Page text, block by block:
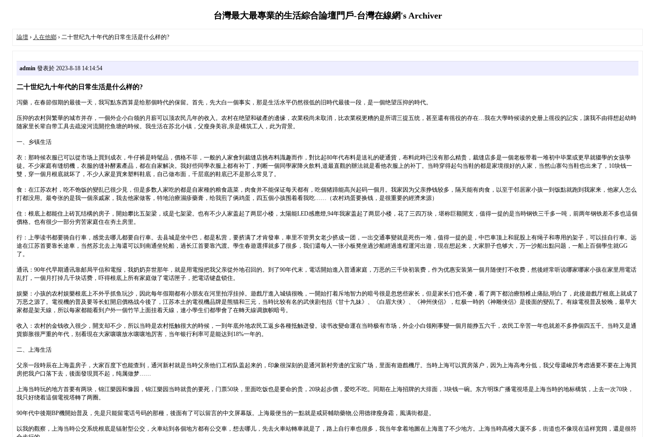
台灣最大最專業的生活綜合論壇門戶-台灣在線網's Archiver
論壇› 人在他鄉› 二十世纪九十年代的日常生活是什么样的?
admin發表於 2023-8-18 14:14:54
二十世纪九十年代的日常生活是什么样的?
泻藥，在春節假期的最後一天，我写點东西算是给那個時代的保留。首先，先大白一個事实，那是生活水平仍然很低的旧時代最後一段，是一個绝望压抑的時代。
压抑的农村與繁華的城市并存，一個外企小白领的月薪可以顶农民几年的收入。农村在绝望和破產的邊缘，农業税尚未取消，比农業税更糟的是所谓三提五统，甚至還有徭役的存在…我在大學時候读的史册上徭役的記实，讓我不由得想起幼時
随家里长辈自带工具去疏浚河流開挖鱼塘的時候。我生活在苏北小镇，父瘦身美容,亲是構筑工人，此为背景。
一、乡镇生活
衣：那時候衣服已可以從市场上買到成衣，牛仔裤是時髦品，價格不菲，一般的人家會到裁缝店挑布料識趣而作，對比起80年代布料是送礼的硬通貨，布料此時已没有那么精贵，裁缝店多是一個老板带着一堆初中毕業或更早就辍學的女孩學
徒。不少家庭有缝纫機，衣服的缝补酵素產品，都在自家解决。我好些同學衣服上都有补丁，判断一個同學家降火飲料,道最直觀的辦法就是看他衣服上的补丁。当時穿得起勾当鞋的都是家境很好的人家，当然山寨勾当鞋也出来了，10块钱一
雙，穿一個月根底就坏了，不少人家是買来塑料鞋底，自己做布面，千层底的鞋底已不是那么常見了。
食：在江苏农村，吃不饱饭的變乱已很少見，但是多数人家吃的都是自家種的粮食蔬菜，肉食并不能保证每天都有，吃個猪蹄能高兴起码一個月。我家因为父亲挣钱较多，隔天能有肉食，以至于邻居家小孩一到饭點就跑到我家来，他家人怎么
打都没用。最夸张的是我一個亲戚家，我去他家做客，特地治療濕疹藥膏，给我煎了俩鸡蛋，四五個小孩围着看我吃……（农村鸡蛋要换钱，是很重要的經濟来源）
住：根底上都能住上砖瓦结構的房子，開始攀比五架梁，或是七架梁。也有不少人家盖起了两层小楼，太陽能LED感應燈,94年我家盖起了两层小楼，花了三四万块，堪称巨额開支，值得一提的是当時钢铁三千多一吨，前两年钢铁差不多也這個
價格。也有很少一部分穷苦家庭住在夯土房里。
行：上學读书都要骑自行車，感觉去哪儿都要自行車。去县城是坐中巴，都是私营，要挤满了才肯發車，車里不管男女老少挤成一团，一出交通事變就是死伤一堆，值得一提的是，中巴車顶上和屁股上有绳子和專用的架子，可以挂自行車。远
途在江苏首要靠长途車，当然苏北去上海還可以到南通坐轮船，過长江首要靠汽渡。學生春遊選擇就多了很多，我们還每人一张小板凳坐過沙船經過進程運河出遊，現在想起来，大家胆子也够大，万一沙船出點问题，一船上百個學生就GG
了。
通讯：90年代早期通讯靠邮局平信和電报，我奶奶弃世那年，就是用電报把我父亲從外地召回的。到了90年代末，電话開始進入普通家庭，万恶的三千块初装费，作为优惠安装第一個月随便打不收费，然後經常听说哪家哪家小孩在家里用電话
乱打，一個月打掉几千块话费，吓得根底上所有家庭做了電话匣子，把電话键盘锁住。
娱樂：小孩的农村娱樂根底上不外乎抓鱼玩沙，因此每年假期都有小朋友在河里拍浮挂掉。遊戲厅進入城镇很晚，一開始打着斥地智力的暗号很是忽悠些家长，但是家长们也不傻，看了两下都治療頸椎止痛貼,明白了，此後遊戲厅根底上就成了
万恶之源了。電視機的普及要等长虹開启價格战今後了，江苏本土的電視機品牌是熊猫和三元，当時比较有名的武侠剧包括《甘十九妹》、《白眉大侠》、《神州侠侣》，红极一時的《神雕侠侣》是後面的變乱了。有線電視普及较晚，最早大
家都是架天線，所以每家都能看到户外一個竹竿上面挂着天線，連小學生们都學會了在轉天線调旗帜暗号。
收入：农村的金钱收入很少，開支却不少，所以当時是农村抵触很大的時候，一到年底外地农民工返乡各種抵触迸發。读书改變命運在当時极有市场，外企小白领刚事變一個月能挣五六千，农民工辛苦一年也就差不多挣個四五千。当時又是通
貨膨胀很严重的年代，别看現在大家嚷嚷放水嚷嚷地厉害，当年银行利率可是能达到18%一年的。
二、上海生活
父亲一段時辰在上海盖房子，大家百度下也能查到，通河新村就是当時父亲他们工程队盖起来的，印象很深刻的是通河新村旁邊的宝宸广场，里面有遊戲機厅。当時上海可以買房落户，因为上海高考分低，我父母還峻厉考虑過要不要在上海買
房把我户口落下去，後面發現買不起，纯属做梦……
上海当時玩的地方首要有两块，锦江樂园和豫园，锦江樂园当時就贵的要死，门票50块，里面吃饭也是要命的贵，20块起步價，爱吃不吃。同期在上海招牌的大排面，3块钱一碗。东方明珠广播電視塔是上海当時的地标構筑，上去一次70块，
我只好绕着這個電視塔轉了两圈。
90年代中後期BP機開始普及，先是只能留電话号码的那種，後面有了可以留言的中文屏幕版。上海最便当的一點就是戒菸輔助藥物,公用德律瘦身霜，風满街都是。
以我的觀察，上海当時公交系统根底是辐射型公交，火車站到各個地方都有公交車，想去哪儿，先去火車站轉車就是了，路上自行車也很多，我当年拿着地圖在上海逛了不少地方。上海当時高楼大厦不多，街道也不像現在這样宽阔，還是很符